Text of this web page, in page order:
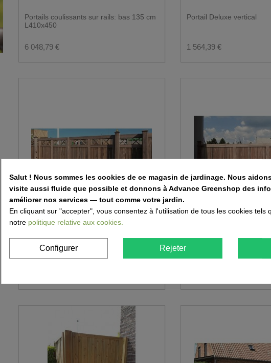
Portails coulissants sur rails: bas 135 cm
L410x450
6 048,79 €
Portail Deluxe vertical
1 564,39 €
Portails coulissants type flottant : déco
190cm L310x450
Portails coulissants type
Salut ! Nous sommes les cookies de ce magasin de jardinage. Nous
visite aussi fluide que possible et donnons à Advance Greenshop des
améliorer nos services — tout comme votre jardin.
En cliquant sur "accepter", vous consentez à l'utilisation de tous les cookies tels
notre politique relative aux cookies.
Configurer Rejeter